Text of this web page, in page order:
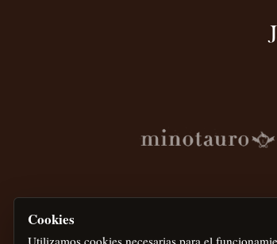
Cookies
Utilizamos cookies necesarias para el